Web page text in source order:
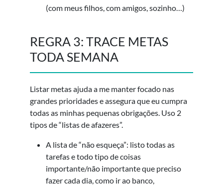
(com meus filhos, com amigos, sozinho…)
REGRA 3: TRACE METAS
TODA SEMANA
Listar metas ajuda a me manter focado nas
grandes prioridades e assegura que eu cumpra
todas as minhas pequenas obrigações. Uso 2
tipos de “listas de afazeres”.
A lista de “não esqueça”: listo todas as
tarefas e todo tipo de coisas
importante/não importante que preciso
fazer cada dia, como ir ao banco,